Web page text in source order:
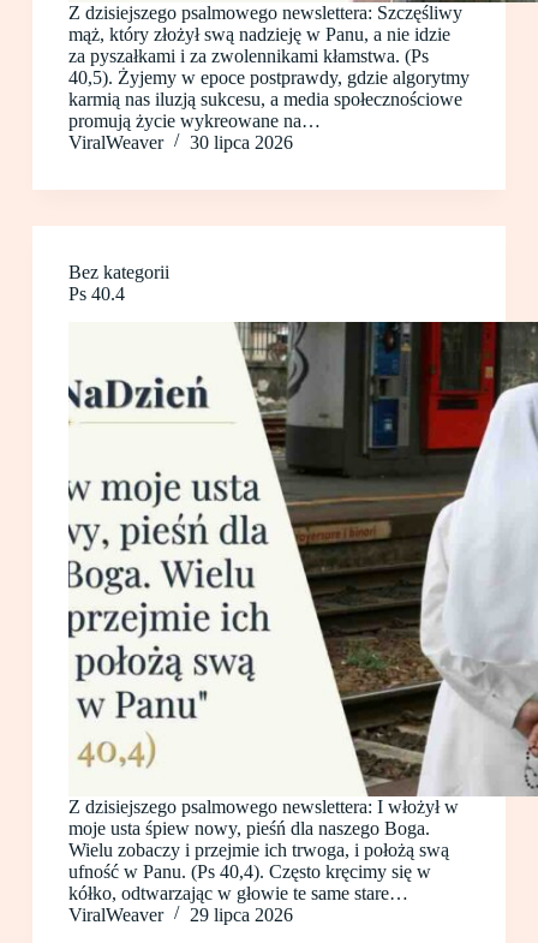
Z dzisiejszego psalmowego newslettera: Szczęśliwy
mąż, który złożył swą nadzieję w Panu, a nie idzie
za pyszałkami i za zwolennikami kłamstwa. (Ps
40,5). Żyjemy w epoce postprawdy, gdzie algorytmy
karmią nas iluzją sukcesu, a media społecznościowe
promują życie wykreowane na…
ViralWeaver
30 lipca 2026
Bez kategorii
Ps 40.4
Z dzisiejszego psalmowego newslettera: I włożył w
moje usta śpiew nowy, pieśń dla naszego Boga.
Wielu zobaczy i przejmie ich trwoga, i położą swą
ufność w Panu. (Ps 40,4). Często kręcimy się w
kółko, odtwarzając w głowie te same stare…
ViralWeaver
29 lipca 2026